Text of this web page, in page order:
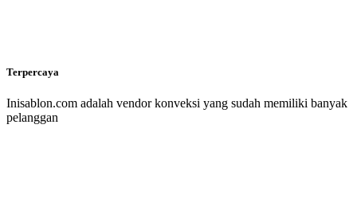
Terpercaya
Inisablon.com adalah vendor konveksi yang sudah memiliki banyak
pelanggan